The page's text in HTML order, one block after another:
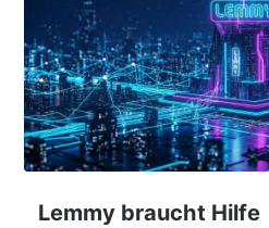
Lemmy braucht Hilfe